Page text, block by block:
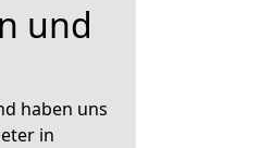
und
haben uns
in